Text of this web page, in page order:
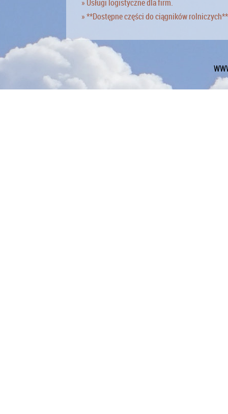
» Usługi logistyczne dla firm.
» **Dostępne części do ciągników rolniczych**